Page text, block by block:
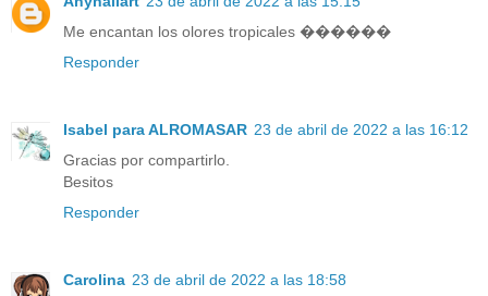
Me encantan los olores tropicales ������
Responder
Isabel para ALROMASAR 23 de abril de 2022 a las 16:12
Gracias por compartirlo.
Besitos
Responder
Carolina 23 de abril de 2022 a las 18:58